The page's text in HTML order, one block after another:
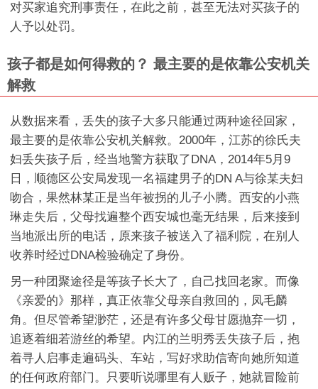
对买家追究刑事责任，在此之前，甚至无法对买孩子的
人予以处罚。
孩子都是如何得救的？ 最主要的是依靠公安机关
解救
从数据来看，丢失的孩子大多只能通过两种途径回家，
最主要的是依靠公安机关解救。2000年，江苏的徐氏夫
妇丢失孩子后，经当地警方获取了DNA，2014年5月9
日，顺德区公安局发现一名福建男子的DN A与徐某夫妇
吻合，果然林某正是当年被拐的儿子小腾。西安的小燕
琳走失后，父母找遍整个西安城也毫无结果，后来接到
当地派出所的电话，原来孩子被送入了福利院，在别人
收养时经过DNA检验确定了身份。
另一种团聚途径是等孩子长大了，自己找回老家。而像
《亲爱的》那样，真正依靠父母亲自救回的，凤毛麟
角。但尽管希望渺茫，还是有许多父母甘愿抛弃一切，
追逐着细若游丝的希望。内江的兰明秀丢失孩子后，抱
着寻人启事走遍码头、车站，写好求助信寄向她所知道
的任何政府部门。只要听说哪里有人贩子，她就冒险前